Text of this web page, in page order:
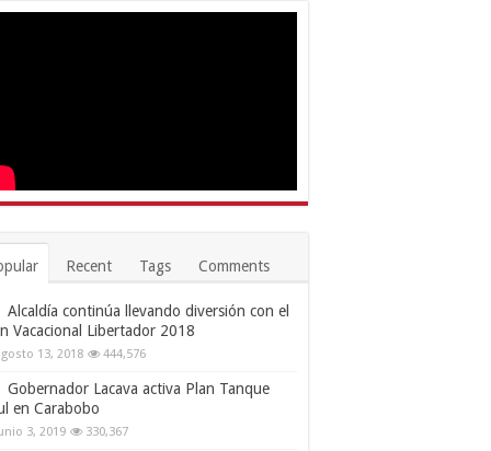
Recent Tags Comments
Alcaldía continúa llevando diversión con el
Vacacional Libertador 2018
13, 2018 444,576
Gobernador Lacava activa Plan Tanque
en Carabobo
3, 2019 330,367